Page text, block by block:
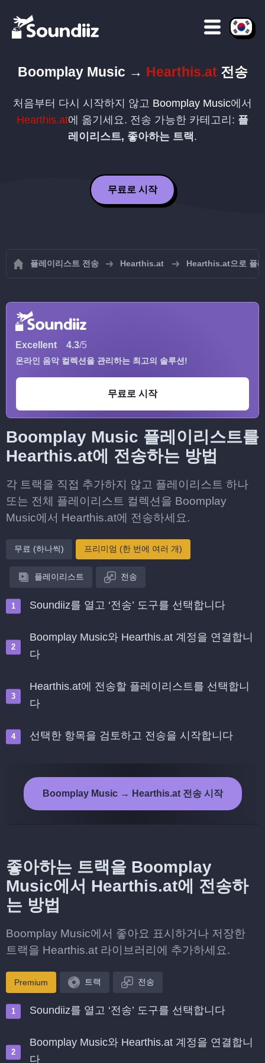
Boomplay Music → Hearthis.at전송
처음부터 다시 시작하지 않고 Boomplay Music에서
Hearthis.at에 옮기세요. 전송 가능한 카테고리: 플
레이리스트, 좋아하는 트랙.
무료로 시작
플레이리스트 전송 Hearthis.at Hearthis.at으로 플
Excellent 4.3/5
온라인 음악 컬렉션을 관리하는 최고의 솔루션!
무료로 시작
Boomplay Music 플레이리스트를
Hearthis.at에 전송하는 방법
각 트랙을 직접 추가하지 않고 플레이리스트 하나
또는 전체 플레이리스트 컬렉션을 Boomplay
Music에서 Hearthis.at에 전송하세요.
무료 (하나씩) 프리미엄 (한 번에 여러 개)
플레이리스트 전송
Soundiiz를 열고 ‘전송’ 도구를 선택합니다
Boomplay Music와 Hearthis.at 계정을 연결합니
다
Hearthis.at에 전송할 플레이리스트를 선택합니
다
선택한 항목을 검토하고 전송을 시작합니다
Boomplay Music → Hearthis.at 전송 시작
좋아하는 트랙을 Boomplay
Music에서 Hearthis.at에 전송하
는 방법
Boomplay Music에서 좋아요 표시하거나 저장한
트랙을 Hearthis.at 라이브러리에 추가하세요.
Premium 트랙 전송
Soundiiz를 열고 ‘전송’ 도구를 선택합니다
Boomplay Music와 Hearthis.at 계정을 연결합니
다